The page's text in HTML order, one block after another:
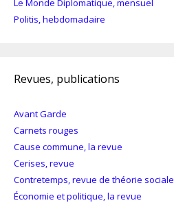
Le Monde Diplomatique, mensuel
Politis, hebdomadaire
Revues, publications
Avant Garde
Carnets rouges
Cause commune, la revue
Cerises, revue
Contretemps, revue de théorie sociale
Économie et politique, la revue